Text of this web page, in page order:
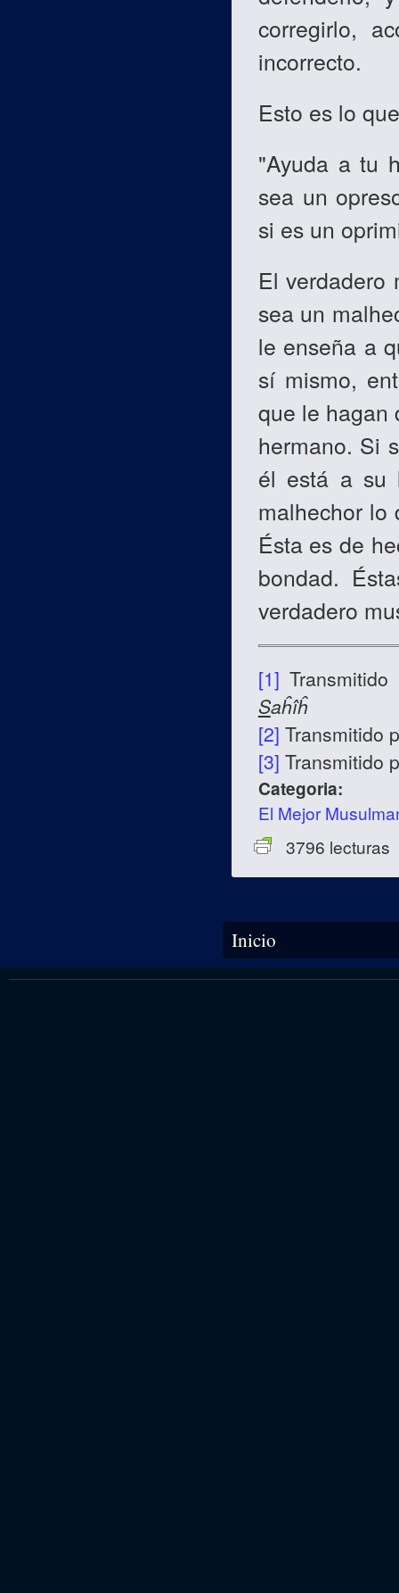
corregirlo,
incorrecto.
Esto es lo
"Ayuda a tu
sea un
si es un
El verdadero
sea un
le enseña a
sí mismo,
que le hagan
hermano. Si
él está a su
malhechor lo
Ésta es de
bondad.
verdadero
[1]
Saĥîĥ
[2] Transmitido
[3] Transmitido
Categoria:
El Mejor
3796 lecturas
Se encuentra usted aquí
Inicio